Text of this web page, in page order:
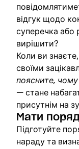
відгук щодо
суперечка або
вирішити?
Коли ви
своїми
поясните, чому
— стане
присутнім на
Мати
Підготуйте
нараду та